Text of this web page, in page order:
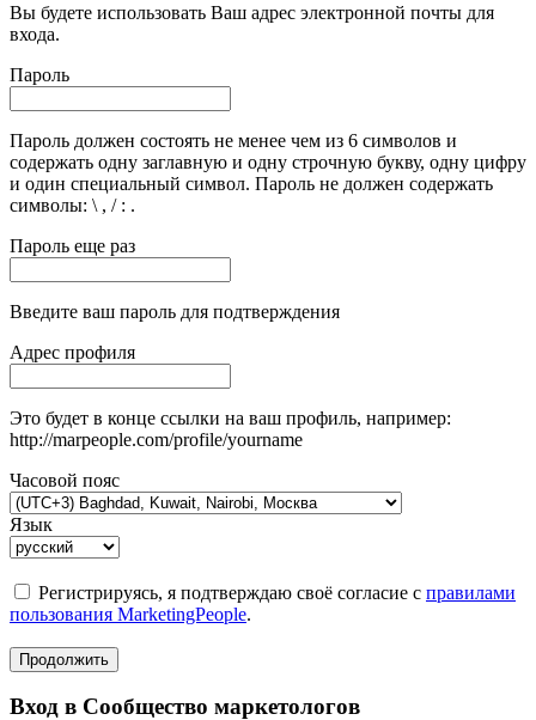
Вы будете использовать Ваш адрес электронной почты для
входа.
Пароль
Пароль должен состоять не менее чем из 6 символов и
содержать одну заглавную и одну строчную букву, одну цифру
и один специальный символ. Пароль не должен содержать
символы: \ , / : .
Пароль еще раз
Введите ваш пароль для подтверждения
Адрес профиля
Это будет в конце ссылки на ваш профиль, например:
http://marpeople.com/profile/yourname
Часовой пояс
Язык
Регистрируясь, я подтверждаю своё согласие с правилами
пользования MarketingPeople.
Продолжить
Вход в Сообщество маркетологов